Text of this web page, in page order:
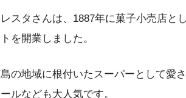
スタさんは、1887年に菓子小売店と
を開業しました。
の地域に根付いたスーパーとして愛
ルなども大人気です。